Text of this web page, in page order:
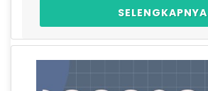
SELENGKAPNYA